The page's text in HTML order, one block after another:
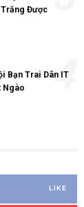
Được
Bạn Trai Dân IT
Ngào
4
LIKE